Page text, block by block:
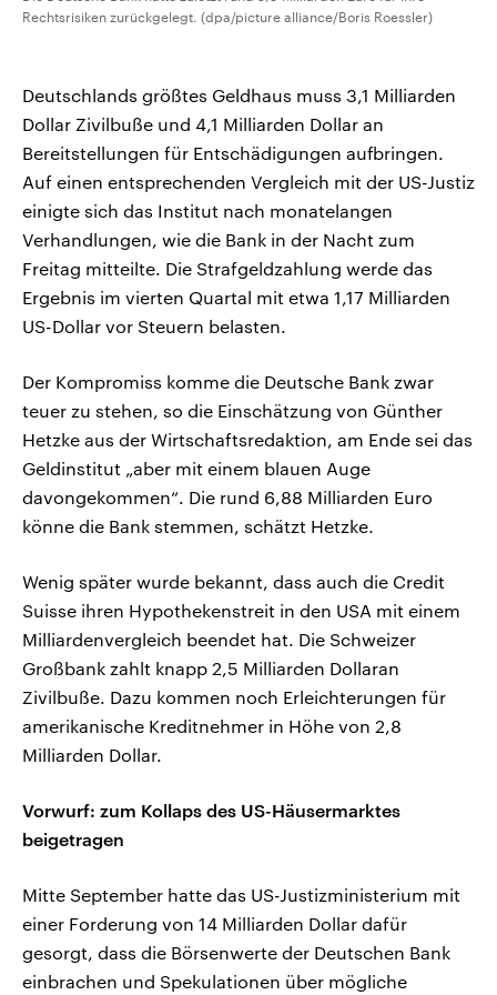
Rechtsrisiken zurückgelegt. (dpa/picture alliance/Boris Roessler)
Deutschlands größtes Geldhaus muss 3,1 Milliarden
Dollar Zivilbuße und 4,1 Milliarden Dollar an
Bereitstellungen für Entschädigungen aufbringen.
Auf einen entsprechenden Vergleich mit der US-Justiz
einigte sich das Institut nach monatelangen
Verhandlungen, wie die Bank in der Nacht zum
Freitag mitteilte. Die Strafgeldzahlung werde das
Ergebnis im vierten Quartal mit etwa 1,17 Milliarden
US-Dollar vor Steuern belasten.
Der Kompromiss komme die Deutsche Bank zwar
teuer zu stehen, so die Einschätzung von Günther
Hetzke aus der Wirtschaftsredaktion, am Ende sei das
Geldinstitut „aber mit einem blauen Auge
davongekommen“. Die rund 6,88 Milliarden Euro
könne die Bank stemmen, schätzt Hetzke.
Wenig später wurde bekannt, dass auch die Credit
Suisse ihren Hypothekenstreit in den USA mit einem
Milliardenvergleich beendet hat. Die Schweizer
Großbank zahlt knapp 2,5 Milliarden Dollaran
Zivilbuße. Dazu kommen noch Erleichterungen für
amerikanische Kreditnehmer in Höhe von 2,8
Milliarden Dollar.
Vorwurf: zum Kollaps des US-Häusermarktes
beigetragen
Mitte September hatte das US-Justizministerium mit
einer Forderung von 14 Milliarden Dollar dafür
gesorgt, dass die Börsenwerte der Deutschen Bank
einbrachen und Spekulationen über mögliche